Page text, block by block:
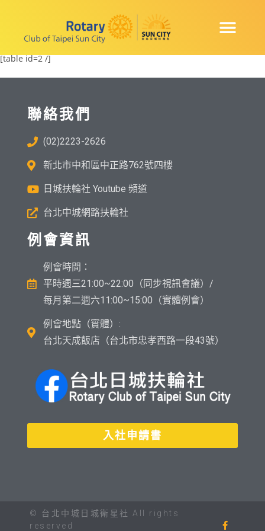
[table id=2 /]
聯絡我們
(02)2223-2626
新北市中和區中正路762號四樓
日城扶輪社 Youtube 頻道
台北中城網路扶輪社
例會資訊
例會時間：
平時週三21:00~22:00（同步視訊會議）/
每月第二週六11:00~15:00（實體例會）
例會地點（實體）:
台北天成飯店（台北市忠孝西路一段43號）
入社申請書
© 台北中城日城衛星社 All rights
reserved